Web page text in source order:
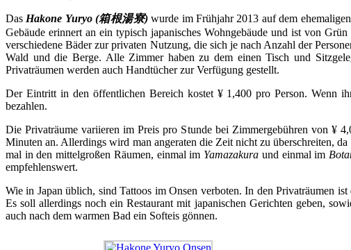
Das Hakone Yuryo (箱根湯寮) wurde im Frühjahr 2013 auf dem
Gebäude erinnert an ein typisch japanisches Wohngebäude und ist von
verschiedene Bäder zur privaten Nutzung, die sich je nach Anzahl der
Wald und die Berge. Alle Zimmer haben zu dem einen Tisch und
Privaträumen werden auch Handtücher zur Verfügung gestellt.
Der Eintritt in den öffentlichen Bereich kostet ¥ 1,400 pro Person. Wenn
bezahlen.
Die Privaträume variieren im Preis pro Stunde bei Zimmergebühren von ¥
Minuten an. Allerdings wird man angeraten die Zeit nicht zu überschreiten,
mal in den mittelgroßen Räumen, einmal im Yamazakura und einmal im
empfehlenswert.
Wie in Japan üblich, sind Tattoos im Onsen verboten. In den Privaträumen
Es soll allerdings noch ein Restaurant mit japanischen Gerichten geben,
auch nach dem warmen Bad ein Softeis gönnen.